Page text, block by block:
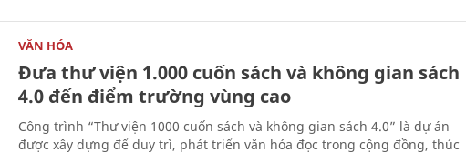
VĂN HÓA
Đưa thư viện 1.000 cuốn sách và không gian sách
4.0 đến điểm trường vùng cao
Công trình “Thư viện 1000 cuốn sách và không gian sách 4.0” là dự án
được xây dựng để duy trì, phát triển văn hóa đọc trong cộng đồng, thúc